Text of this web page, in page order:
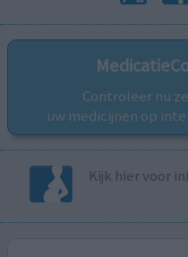
Controleer nu
uw medicijnen op
Kijk hier voor